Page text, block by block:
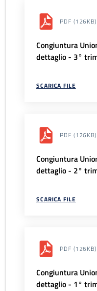
PDF (126KB)
Congiuntura
dettaglio - 3°
SCARICA FILE
PDF (126KB)
Congiuntura
dettaglio - 2°
SCARICA FILE
PDF (126KB)
Congiuntura
dettaglio - 1°